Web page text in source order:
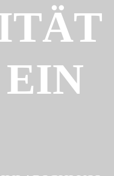
EIN